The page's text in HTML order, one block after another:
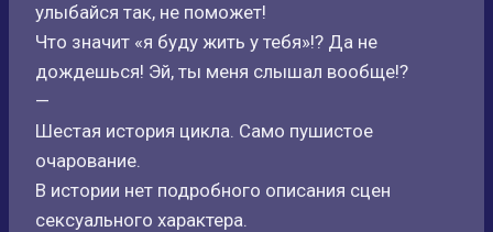
улыбайся так, не поможет!
Что значит «я буду жить у тебя»!? Да не
дождешься! Эй, ты меня слышал вообще!?
—
Шестая история цикла. Само пушистое
очарование.
В истории нет подробного описания сцен
сексуального характера.